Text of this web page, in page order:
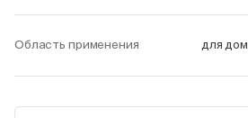
Область применения для